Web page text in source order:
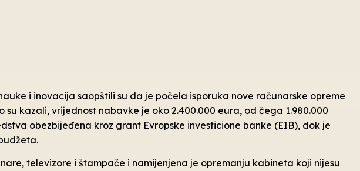
i inovacija saopštili su da je počela isporuka nove računarske opreme
su kazali, vrijednost nabavke je oko 2.400.000 eura, od čega 1.980.000
obezbijeđena kroz grant Evropske investicione banke (EIB), dok je
televizore i štampače i namijenjena je opremanju kabineta koji nijesu